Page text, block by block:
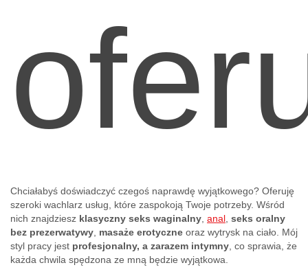
Chciałabyś doświadczyć czegoś naprawdę wyjątkowego? Oferuję
szeroki wachlarz usług, które zaspokoją Twoje potrzeby. Wśród
nich znajdziesz klasyczny seks waginalny, anal, seks oralny
bez prezerwatywy, masaże erotyczne oraz wytrysk na ciało. Mój
styl pracy jest profesjonalny, a zarazem intymny, co sprawia, że
każda chwila spędzona ze mną będzie wyjątkowa.